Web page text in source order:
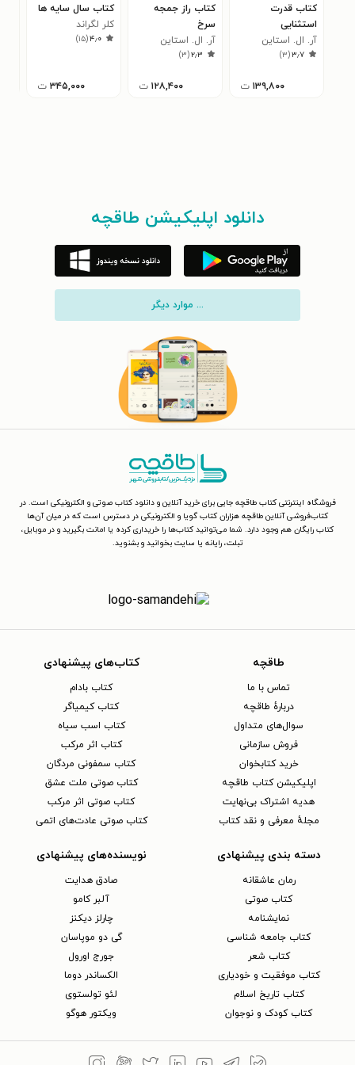
کتاب قدرت
استثنایی
آر. ال. استاین
۳٫۷(۳)
۱۳۹,۸۰۰ ت
کتاب راز جمجه
سرخ
آر. ال. استاین
۲٫۳(۳)
۱۲۸,۴۰۰ ت
کتاب سال سایه ها
کلر لگراند
۴٫۰(۱۵)
۳۴۵,۰۰۰ ت
دانلود اپلیکیشن طاقچه
... موارد دیگر
فروشگاه اینترنتی کتاب طاقچه جایی برای خرید آنلاین و دانلود کتاب صوتی و الکترونیکی است. در
کتاب‌فروشی آنلاین طاقچه هزاران کتاب گویا و الکترونیکی در دسترس است که در میان آن‌ها
کتاب رایگان هم وجود دارد. شما می‌توانید کتاب‌ها را خریداری کرده یا امانت بگیرید و در موبایل،
تبلت، رایانه یا سایت بخوانید و بشنوید.
طاقچه
تماس با ما
دربارهٔ طاقچه
سوال‌های متداول
فروش سازمانی
خرید کتابخوان
اپلیکیشن کتاب طاقچه
هدیه اشتراک بی‌نهایت
مجلهٔ معرفی و نقد کتاب
کتاب‌های پیشنهادی
کتاب بادام
کتاب کیمیاگر
کتاب اسب سیاه
کتاب اثر مرکب
کتاب سمفونی مردگان
کتاب صوتی ملت عشق
کتاب صوتی اثر مرکب
کتاب صوتی عادت‌های اتمی
دسته بندی پیشنهادی
رمان عاشقانه
کتاب‌ صوتی
نمایشنامه
کتاب جامعه شناسی
کتاب شعر
کتاب موفقیت و خودیاری
کتاب تاریخ اسلام
کتاب کودک و نوجوان
نویسنده‌های پیشنهادی
صادق هدایت
آلبر کامو
چارلز دیکنز
گی دو موپاسان
جورج اورول
الکساندر دوما
لئو تولستوی
ویکتور هوگو